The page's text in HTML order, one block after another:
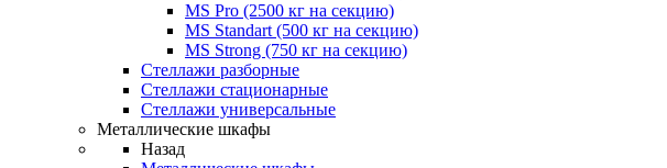
MS Pro (2500 кг на секцию)
MS Standart (500 кг на секцию)
MS Strong (750 кг на секцию)
Стеллажи разборные
Стеллажи стационарные
Стеллажи универсальные
Металлические шкафы
Назад